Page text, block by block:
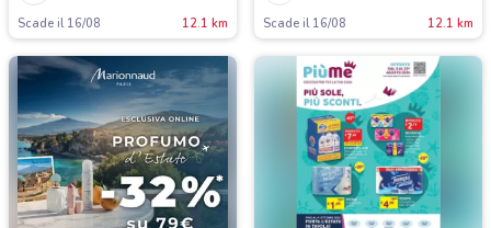
Scade il 16/08 12.1 km Scade il 16/08 12.1 km